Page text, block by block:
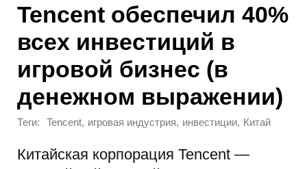
Tencent обеспечил 40%
всех инвестиций в
игровой бизнес (в
денежном выражении)
Теги: Tencent, игровая индустрия, инвестиции, Китай
Китайская корпорация Tencent —